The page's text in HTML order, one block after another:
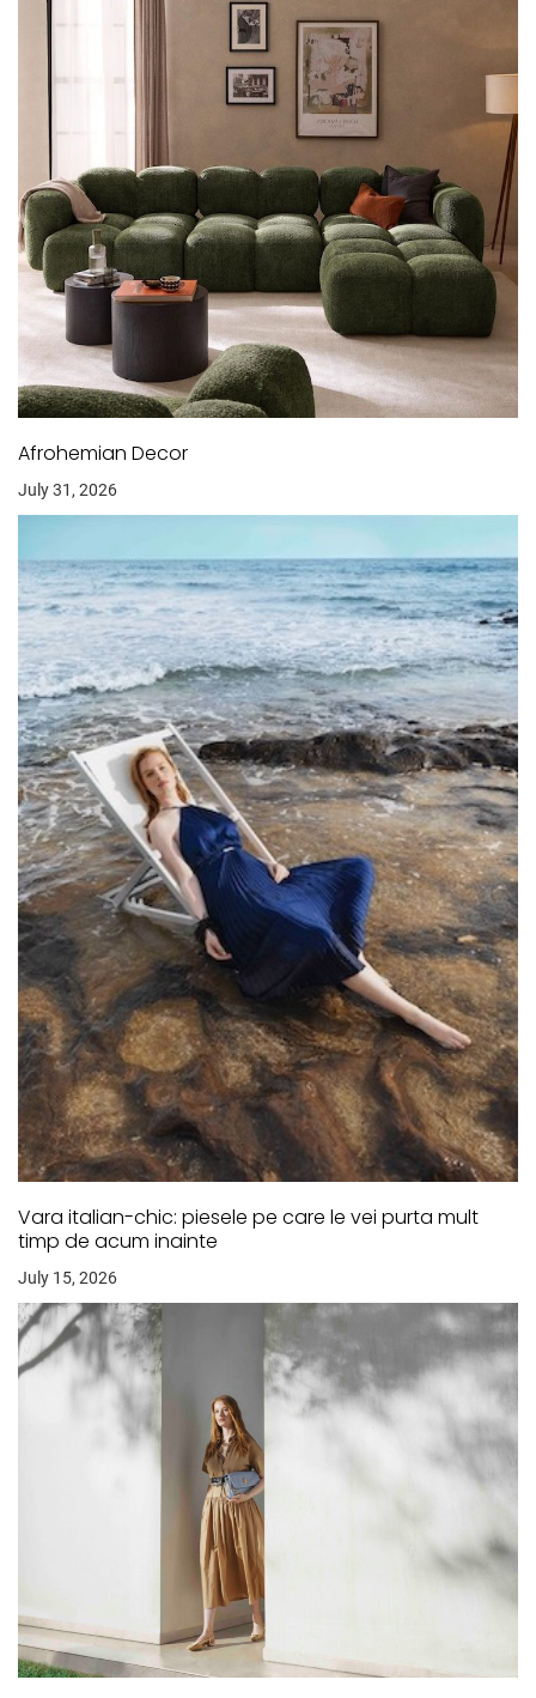
Afrohemian Decor
July 31, 2026
Vara italian-chic: piesele pe care le vei purta mult
timp de acum inainte
July 15, 2026